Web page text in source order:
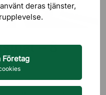
deras tjänster,
Företag
– 8
krav på flexibilitet och